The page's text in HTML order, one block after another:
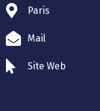
Paris
Mail
Site Web